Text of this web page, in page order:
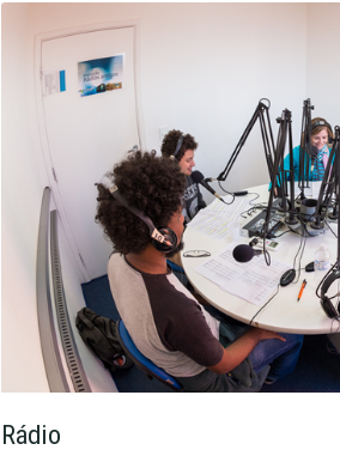
Rádio